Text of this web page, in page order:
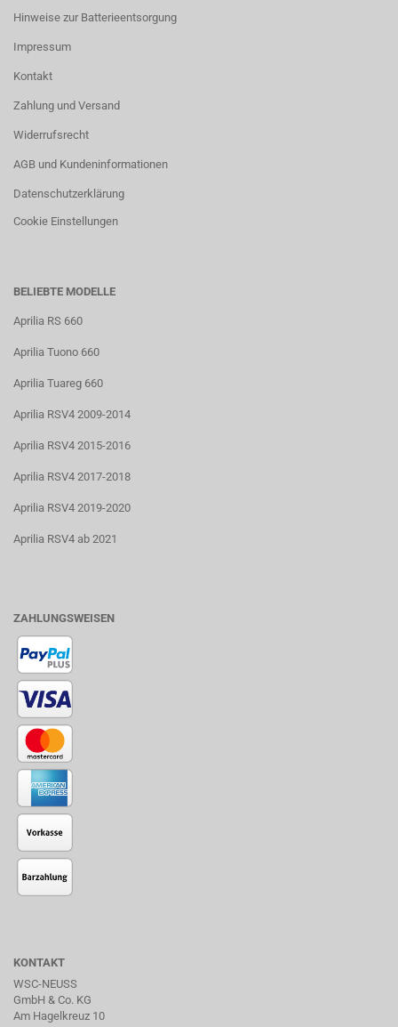
Hinweise zur Batterieentsorgung
Impressum
Kontakt
Zahlung und Versand
Widerrufsrecht
AGB und Kundeninformationen
Datenschutzerklärung
Cookie Einstellungen
BELIEBTE MODELLE
Aprilia RS 660
Aprilia Tuono 660
Aprilia Tuareg 660
Aprilia RSV4 2009-2014
Aprilia RSV4 2015-2016
Aprilia RSV4 2017-2018
Aprilia RSV4 2019-2020
Aprilia RSV4 ab 2021
ZAHLUNGSWEISEN
KONTAKT
WSC-NEUSS
GmbH & Co. KG
Am Hagelkreuz 10